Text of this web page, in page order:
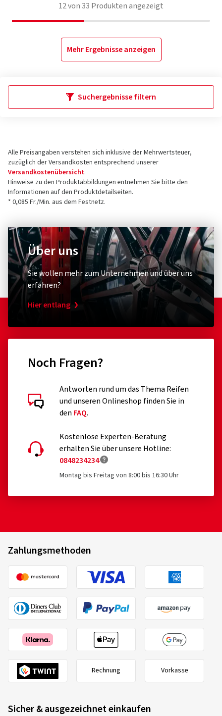
12von 33 Produkten angezeigt
Mehr Ergebnisse anzeigen
Suchergebnisse filtern
Alle Preisangaben verstehen sich inklusive der Mehrwertsteuer,
zuzüglich der Versandkosten entsprechend unserer
Versandkostenübersicht.
Hinweise zu den Produktabbildungen entnehmen Sie bitte den
Informationen auf den Produktdetailseiten.
* 0,085 Fr./Min. aus dem Festnetz.
Über uns
Sie wollen mehr zum Unternehmen und über uns
erfahren?
Hier entlang
Noch Fragen?
Antworten rund um das Thema Reifen
und unseren Onlineshop finden Sie in
den FAQ.
Kostenlose Experten-Beratung
erhalten Sie über unsere Hotline:
0848234234
Montag bis Freitag von 8:00 bis 16:30 Uhr
Zahlungsmethoden
Rechnung Vorkasse
Sicher & ausgezeichnet einkaufen